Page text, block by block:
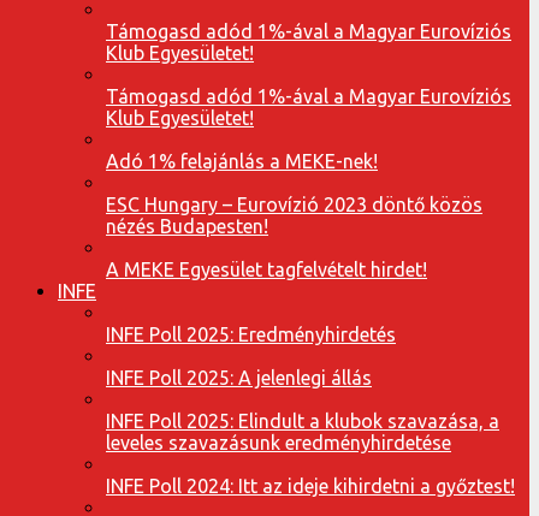
Támogasd adód 1%-ával a Magyar Eurovíziós
Klub Egyesületet!
Támogasd adód 1%-ával a Magyar Eurovíziós
Klub Egyesületet!
Adó 1% felajánlás a MEKE-nek!
ESC Hungary – Eurovízió 2023 döntő közös
nézés Budapesten!
A MEKE Egyesület tagfelvételt hirdet!
INFE
INFE Poll 2025: Eredményhirdetés
INFE Poll 2025: A jelenlegi állás
INFE Poll 2025: Elindult a klubok szavazása, a
leveles szavazásunk eredményhirdetése
INFE Poll 2024: Itt az ideje kihirdetni a győztest!